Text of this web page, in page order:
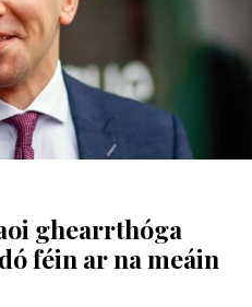
ghearrthóga
féin ar na meáin